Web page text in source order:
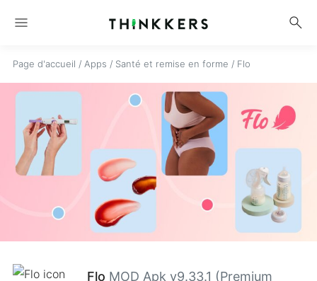
menu search
Page d'accueil / Apps / Santé et remise en forme / Flo
Flo MOD Apk v9.33.1 (Premium